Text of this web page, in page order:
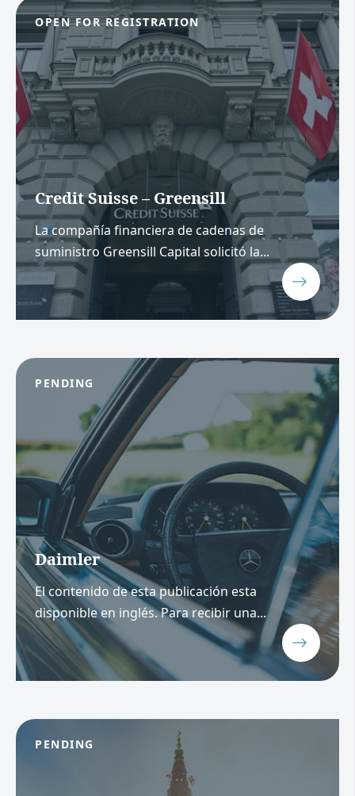
OPEN FOR REGISTRATION
Credit Suisse – Greensill
La compañía financiera de cadenas de
suministro Greensill Capital solicitó la...
PENDING
Daimler
El contenido de esta publicación esta
disponible en inglés. Para recibir una...
PENDING